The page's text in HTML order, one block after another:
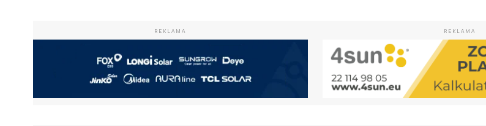
REKLAMA REKLAMA